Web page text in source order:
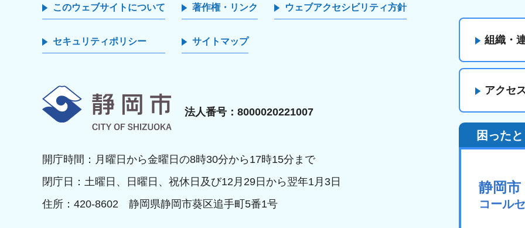
このウェブサイトについて 著作権・リンク ウェブアクセシビリティ方針
セキュリティポリシー サイトマップ
法人番号：8000020221007
開庁時間：月曜日から金曜日の8時30分から17時15分まで
閉庁日：土曜日、日曜日、祝休日及び12月29日から翌年1月3日
住所：420-8602 静岡県静岡市葵区追手町5番1号
組織・
アクセ
困った
静岡市
コール